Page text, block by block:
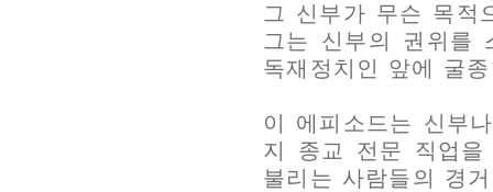
그 신부가 무슨 목적
그는 신부의 권위를
독재정치인 앞에 굴
이 에피소드는 신부
지 종교 전문 직업
불리는 사람들의 경